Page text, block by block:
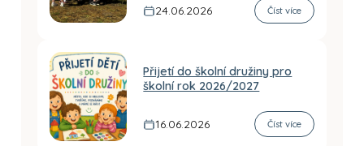
24.06.2026
Číst více
Přijetí do školní družiny pro
školní rok 2026/2027
16.06.2026 Číst více